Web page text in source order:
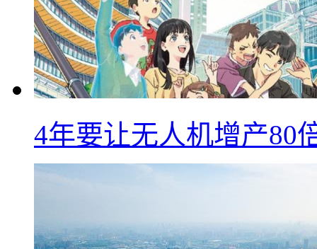
4年要让无人机增产80